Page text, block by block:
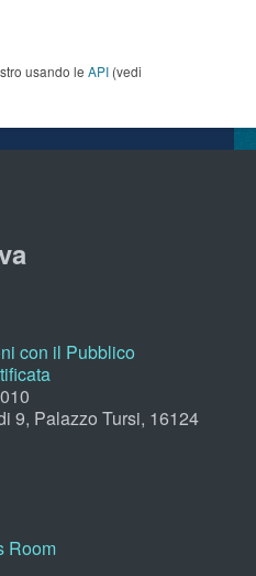
usando le API (vedi
con il Pubblico
9, Palazzo Tursi, 16124
Room